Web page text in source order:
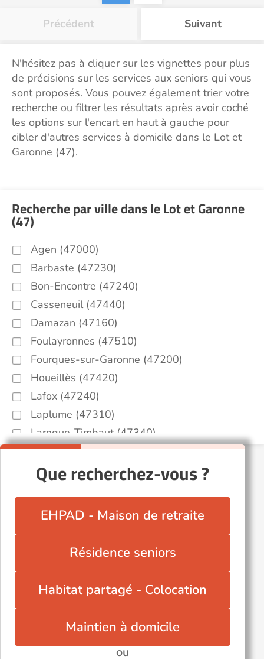
Précédent Suivant
N'hésitez pas à cliquer sur les vignettes pour plus
de précisions sur les services aux seniors qui vous
sont proposés. Vous pouvez également trier votre
recherche ou filtrer les résultats après avoir coché
les options sur l'encart en haut à gauche pour
cibler d'autres services à domicile dans le Lot et
Garonne (47).
Recherche par ville dans le Lot et Garonne
(47)
Agen (47000)
Barbaste (47230)
Bon-Encontre (47240)
Casseneuil (47440)
Damazan (47160)
Foulayronnes (47510)
Fourques-sur-Garonne (47200)
Houeillès (47420)
Lafox (47240)
Laplume (47310)
Laroque-Timbaut (47340)
Lévignac-de-Guyenne (47120)
Miramont-de-Guyenne (47800)
Mézin (47170)
Pujols (47300)
Tonneins (47400)
Villeneuve-sur-Lot (47300)
Que recherchez-vous ?
EHPAD - Maison de retraite
Résidence seniors
Habitat partagé - Colocation
Maintien à domicile
ou